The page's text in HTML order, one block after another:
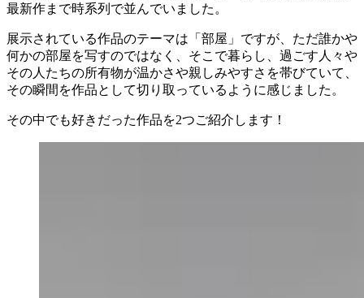
最新作まで時系列で並んでいました。
展示されている作品のテーマは「部屋」ですが、ただ誰かや
何かの部屋を写すのではなく、そこで暮らし、過ごす人々や
その人たちの所有物が温かさや親しみやすさを帯びていて、
その瞬間を作品として切り取っているように感じました。
その中でも好きだった作品を2つご紹介します！